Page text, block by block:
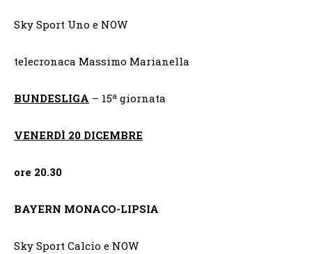
Sky Sport Uno e NOW
telecronaca Massimo Marianella
BUNDESLIGA – 15a giornata
VENERDÌ 20 DICEMBRE
ore 20.30
BAYERN MONACO-LIPSIA
Sky Sport Calcio e NOW